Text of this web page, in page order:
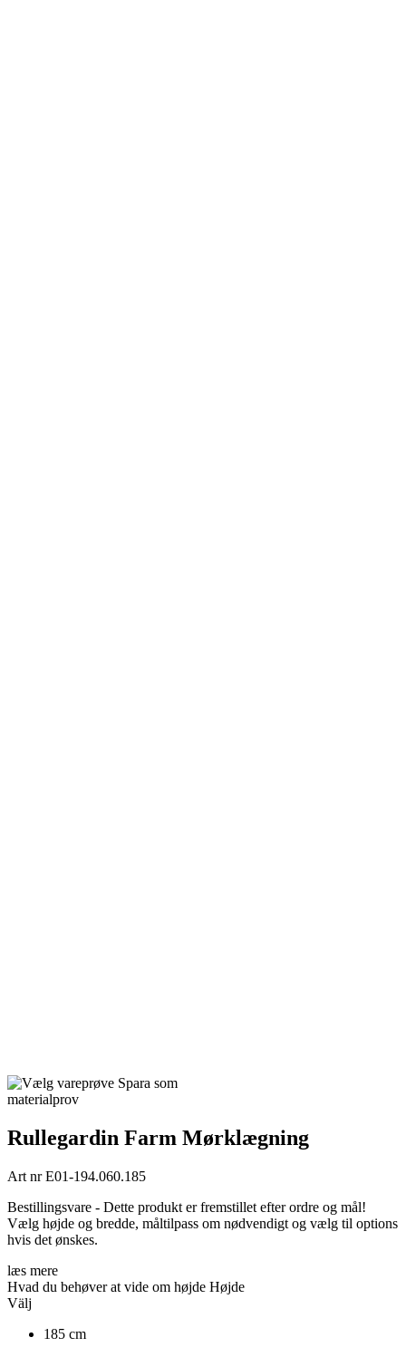
Spara som
materialprov
Rullegardin Farm Mørklægning
Art nrE01-194.060.185
Bestillingsvare - Dette produkt er fremstillet efter ordre og mål!
Vælg højde og bredde, måltilpass om nødvendigt og vælg til options
hvis det ønskes.
læs mere
Hvad du behøver at vide om højde Højde
Välj
185 cm